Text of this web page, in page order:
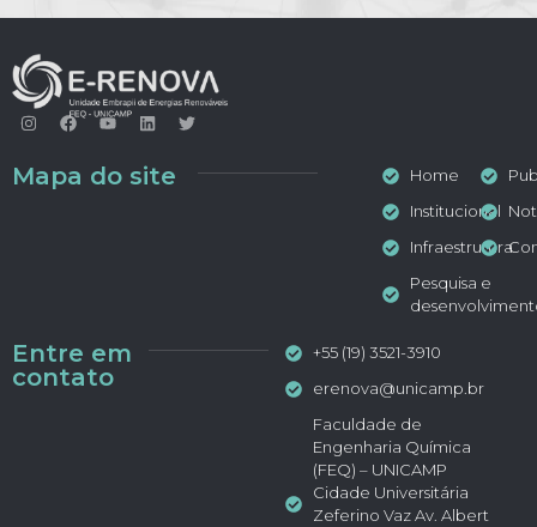
Mapa do site
Home
Institucional
Infraestrutura
Pesquisa e
Entre em
contato
+55 (19) 3521-3910
erenova@unicamp.br
Faculdade de
Engenharia Química
(FEQ) – UNICAMP
Cidade Universitária
Zeferino Vaz Av. Albert